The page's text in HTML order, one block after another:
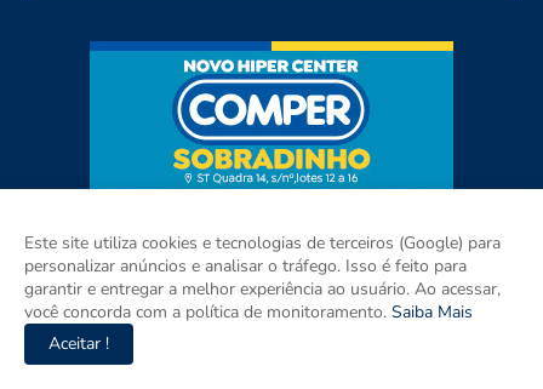
Este site utiliza cookies e tecnologias de terceiros (Google) para
personalizar anúncios e analisar o tráfego. Isso é feito para
garantir e entregar a melhor experiência ao usuário. Ao acessar,
você concorda com a política de monitoramento. Saiba Mais
Aceitar !